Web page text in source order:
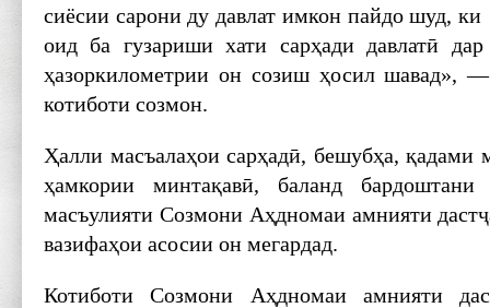
сиёсии сарони ду давлат имкон пайдо шуд, ки
оид ба гузариши хати сарҳади давлатӣ
ҳазор­километрии он созиш ҳосил шавад», —
котиботи созмон.
Ҳалли масъалаҳои сарҳадӣ, бешубҳа,
ҳамкории минтақавӣ, баланд
масъулияти Созмони Аҳдномаи амнияти
вазифаҳои асосии он мегардад.
Котиботи Созмони Аҳдномаи амнияти